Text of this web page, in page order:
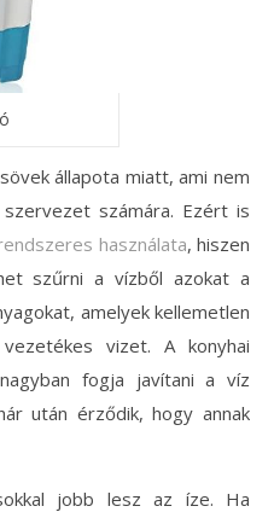
állapota miatt, ami nem
számára. Ezért is
használata, hiszen
szűrni a vízből azokat a
amelyek kellemetlen
vizet. A konyhai
fogja javítani a víz
után érződik, hogy annak
jobb lesz az íze. Ha